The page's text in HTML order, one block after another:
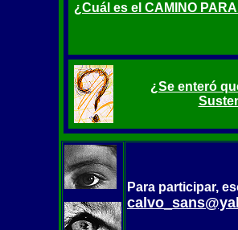
¿Cuál es el CAMINO
¿Se enteró
Para participar,